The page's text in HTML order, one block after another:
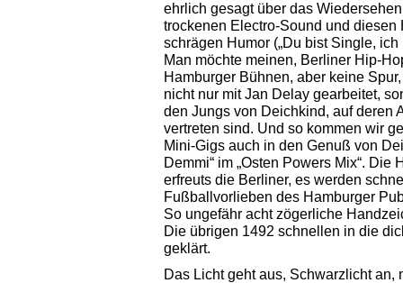
ehrlich gesagt über das
trockenen Electro-Sound und diesen
schrägen Humor („Du bist Single, ich
Man möchte meinen, Berliner Hip-
Hamburger Bühnen, aber keine
nicht nur mit Jan Delay gearbeitet,
den Jungs von Deichkind, auf deren
vertreten sind. Und so kommen wir
Mini-Gigs auch in den Genuß von
Demmi“ im „Osten Powers Mix“. Die
erfreuts die Berliner, es werden
Fußballvorlieben des Hamburger
So ungefähr acht zögerliche
Die übrigen 1492 schnellen in die
geklärt.
Das Licht geht aus, Schwarzlicht an,